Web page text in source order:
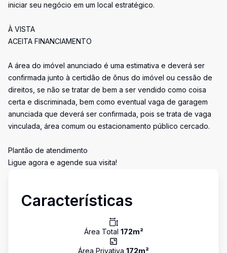
iniciar seu negócio em um local estratégico.
À VISTA
ACEITA FINANCIAMENTO
A área do imóvel anunciado é uma estimativa e deverá ser
confirmada junto à certidão de ônus do imóvel ou cessão de
direitos, se não se tratar de bem a ser vendido como coisa
certa e discriminada, bem como eventual vaga de garagem
anunciada que deverá ser confirmada, pois se trata de vaga
vinculada, área comum ou estacionamento público cercado.
Plantão de atendimento
Ligue agora e agende sua visita!
Características
Área Total 172m²
Área Privativa 172m²